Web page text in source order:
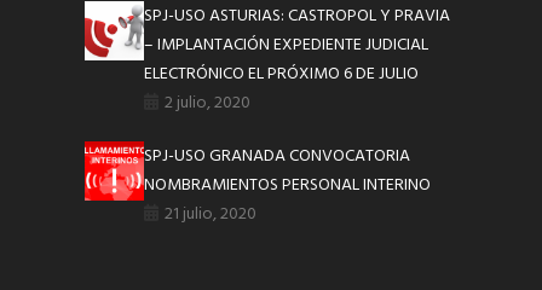
SPJ-USO ASTURIAS: CASTROPOL Y PRAVIA
– IMPLANTACIÓN EXPEDIENTE JUDICIAL
ELECTRÓNICO EL PRÓXIMO 6 DE JULIO
2 julio, 2020
SPJ-USO GRANADA CONVOCATORIA
NOMBRAMIENTOS PERSONAL INTERINO
21 julio, 2020